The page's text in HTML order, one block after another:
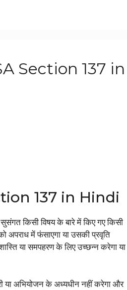
Section 137 in
137 in Hindi
सुसंगत किसी विषय के बारे में किए गए किसी
अपराध में फंसाएगा या उसकी प्रवृति
शास्ति या समपहरण के लिए उच्छन्न करेगा या
या अभियोजन के अध्यधीन नहीं करेगा और